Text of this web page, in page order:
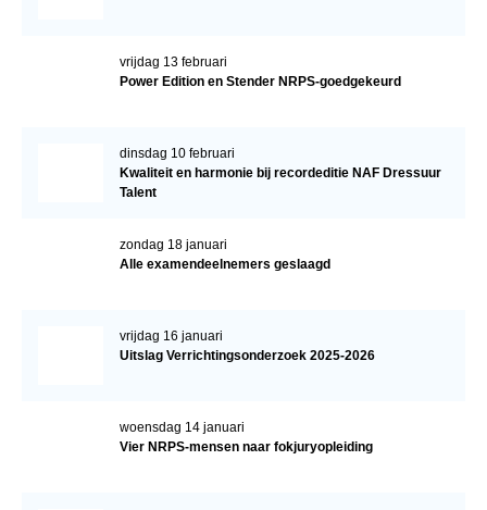
vrijdag 13 februari
Power Edition en Stender NRPS-goedgekeurd
dinsdag 10 februari
Kwaliteit en harmonie bij recordeditie NAF Dressuur
Talent
zondag 18 januari
Alle examendeelnemers geslaagd
vrijdag 16 januari
Uitslag Verrichtingsonderzoek 2025-2026
woensdag 14 januari
Vier NRPS-mensen naar fokjuryopleiding